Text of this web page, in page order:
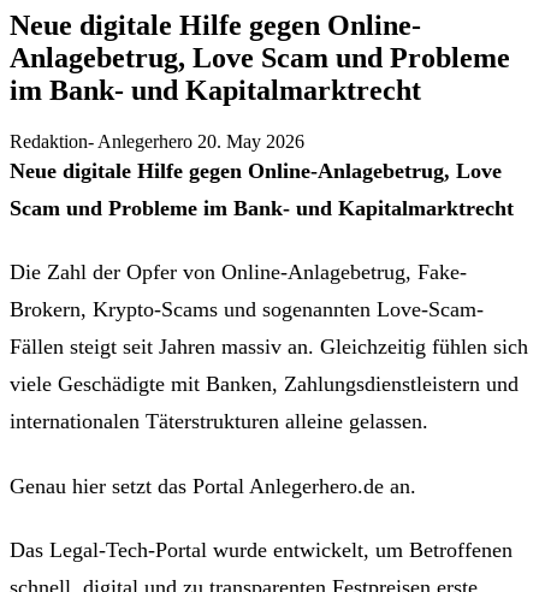
Neue digitale Hilfe gegen Online-
Anlagebetrug, Love Scam und Probleme
im Bank- und Kapitalmarktrecht
Redaktion- Anlegerhero 20. May 2026
Neue digitale Hilfe gegen Online-Anlagebetrug, Love
Scam und Probleme im Bank- und Kapitalmarktrecht
Die Zahl der Opfer von Online-Anlagebetrug, Fake-
Brokern, Krypto-Scams und sogenannten Love-Scam-
Fällen steigt seit Jahren massiv an. Gleichzeitig fühlen sich
viele Geschädigte mit Banken, Zahlungsdienstleistern und
internationalen Täterstrukturen alleine gelassen.
Genau hier setzt das Portal Anlegerhero.de an.
Das Legal-Tech-Portal wurde entwickelt, um Betroffenen